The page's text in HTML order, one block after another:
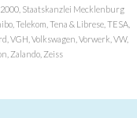
2000, Staatskanzlei Mecklenburg
Telekom, Tena & Librese, TESA,
VGH, Volkswagen, Vorwerk, VW,
Zalando, Zeiss